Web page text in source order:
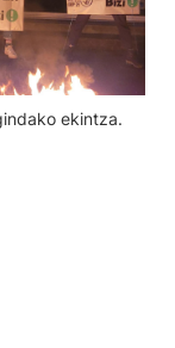
ekintza.